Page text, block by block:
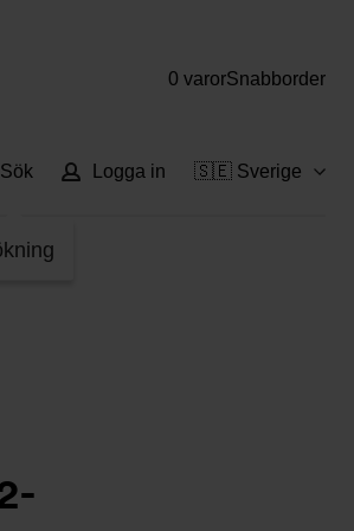
0 varorSnabborder
Sök Logga in 🇸🇪 Sverige